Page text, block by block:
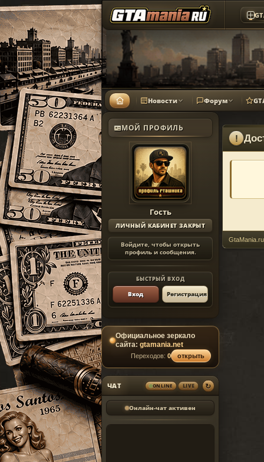
Новости Форум
МОЙ ПРОФИЛЬ
Гость
ЛИЧНЫЙ КАБИНЕТ ЗАКРЫТ
Войдите, чтобы открыть
профиль и сообщения.
БЫСТРЫЙ ВХОД
Вход Регистрация
Официальное зеркало
сайта: gtamania.net
Переходов: 0 открыть
ЧАТ ONLINE LIVE ↻
Онлайн-чат активен
!
GtaMania.ru